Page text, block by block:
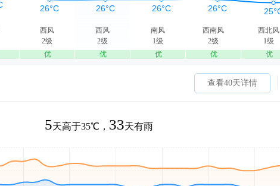
西风
2级
优
西风
2级
优
南风
1级
优
西南风
2级
优
西北风
1级
优
查看40天详情
5天高于35℃， 33天有雨